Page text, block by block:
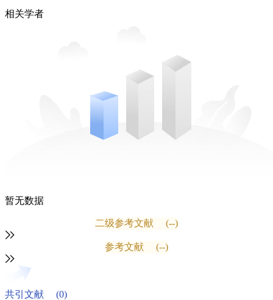
相关学者
暂无数据
二级参考文献 (--)
参考文献 (--)
共引文献
(0)